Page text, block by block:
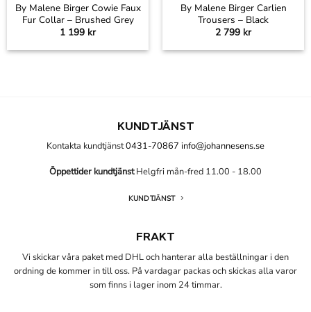
By Malene Birger Cowie Faux
Fur Collar – Brushed Grey
1 199 kr
By Malene Birger Carlien
Trousers – Black
2 799 kr
KUNDTJÄNST
Kontakta kundtjänst0431-70867 info@johannesens.se
Öppettider kundtjänstHelgfri mån-fred 11.00 - 18.00
KUNDTJÄNST
FRAKT
Vi skickar våra paket med DHL och hanterar alla beställningar i den
ordning de kommer in till oss. På vardagar packas och skickas alla varor
som finns i lager inom 24 timmar.